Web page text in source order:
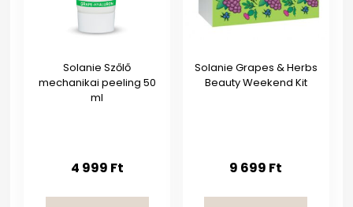
Solanie Szőlő
mechanikai peeling 50
ml
4 999 Ft
Solanie Grapes & Herbs
Beauty Weekend Kit
9 699 Ft